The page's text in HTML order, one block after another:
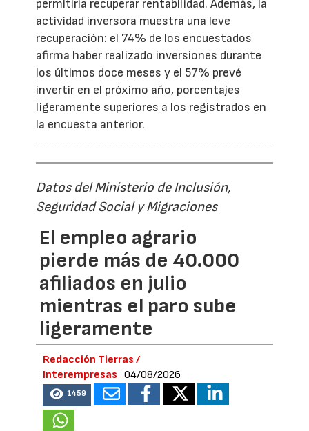
permitiría recuperar rentabilidad. Además, la
actividad inversora muestra una leve
recuperación: el 74% de los encuestados
afirma haber realizado inversiones durante
los últimos doce meses y el 57% prevé
invertir en el próximo año, porcentajes
ligeramente superiores a los registrados en
la encuesta anterior.
Datos del Ministerio de Inclusión,
Seguridad Social y Migraciones
El empleo agrario
pierde más de 40.000
afiliados en julio
mientras el paro sube
ligeramente
Redacción Tierras /
Interempresas
04/08/2026
1459